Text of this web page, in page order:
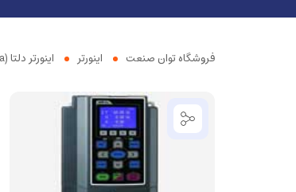
فروشگاه توان صنعت اینورتر اینورتر دلتا (Delta)